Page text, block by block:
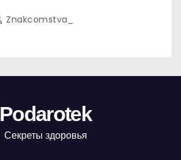
Znakcomstva_
Podarotek
Секреты здоровья